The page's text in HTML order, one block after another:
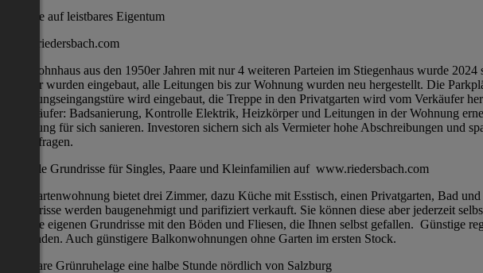
Chance auf leistbares Eigentum
www.riedersbach.com
Ein Wohnhaus aus den 1950er Jahren mit nur 4 weiteren Parteien im Stiegenhaus wurde
Fenster wurden eingebaut, alle Leitungen bis zur Wohnung wurden neu hergestellt. Die
Wohnungseingangstüre wird eingebaut, die Treppe in den Privatgarten wird vom Verkäufer
den Käufer: Badsanierung, Kontrolle Elektrik, Heizkörper und Leitungen in der Wohnung
Wohnung für sich sanieren. Investoren sichern sich als Vermieter hohe Abschreibungen und
Steuerfragen.
Flexible Grundrisse für Singles, Paare und Kleinfamilien auf www.riedersbach.com
Die Gartenwohnung bietet drei Zimmer, dazu Küche mit Esstisch, einen Privatgarten, Bad
Grundrisse werden baugenehmigt und parifiziert verkauft. Sie können diese aber jederzeit
Sie ihre eigenen Grundrisse mit den Böden und Fliesen, die Ihnen selbst gefallen.
vorhanden. Auch günstigere Balkonwohnungen ohne Garten im ersten Stock.
Leistbare Grünruhelage eine halbe Stunde nördlich von Salzburg